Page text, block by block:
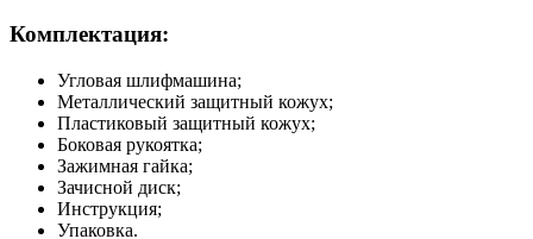
Комплектация:
Угловая шлифмашина;
Металлический защитный кожух;
Пластиковый защитный кожух;
Боковая рукоятка;
Зажимная гайка;
Зачисной диск;
Инструкция;
Упаковка.